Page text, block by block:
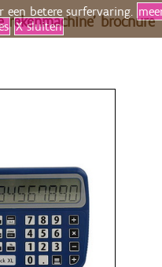
rekenmachine' brochure
een betere surfervaring.
X sluiten